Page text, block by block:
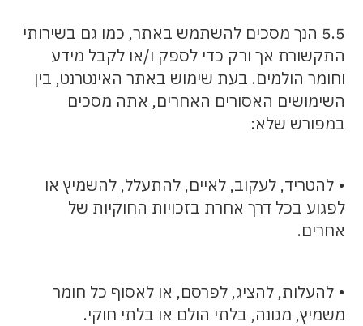
5.5 הנך מסכים להשתמש באתר, כמו גם בשירותי
התקשורת אך ורק כדי לספק ו/או לקבל מידע
וחומר הולמים. בעת שימוש באתר האינטרנט, בין
השימושים האסורים האחרים, אתה מסכים
במפורש שלא:
• להטריד, לעקוב, לאיים, להתעלל, להשמיץ או
לפגוע בכל דרך אחרת בזכויות החוקיות של
אחרים.
• להעלות, להציג, לפרסם, או לאסוף כל חומר
משמיץ, מגונה, בלתי הולם או בלתי חוקי.